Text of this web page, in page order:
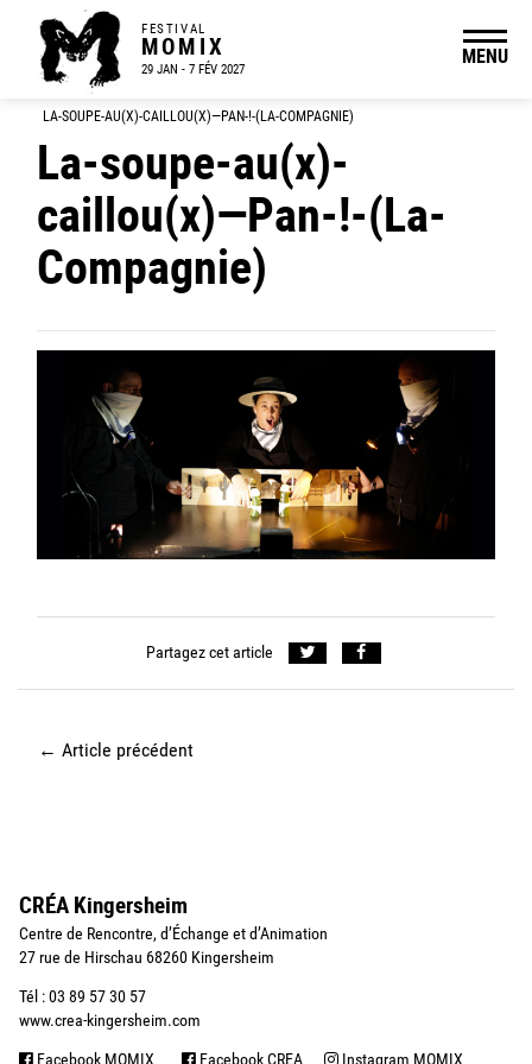
FESTIVAL
MOMIX
29 JAN - 7 FÉV 2027
MENU
LA-SOUPE-AU(X)-CAILLOU(X)—PAN-!-(LA-COMPAGNIE)
La-soupe-au(x)-
caillou(x)—Pan-!-(La-
Compagnie)
Partagez cet article
← Article précédent
CRÉA Kingersheim
Centre de Rencontre, d’Échange et d’Animation
27 rue de Hirschau 68260 Kingersheim
Tél : 03 89 57 30 57
www.crea-kingersheim.com
Facebook MOMIX Facebook CREA Instagram MOMIX